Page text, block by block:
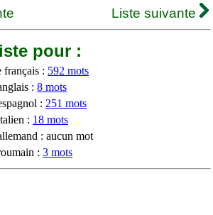
Liste suivante
pour :
: 592 mots
: 8 mots
: 251 mots
: 18 mots
: aucun mot
: 3 mots